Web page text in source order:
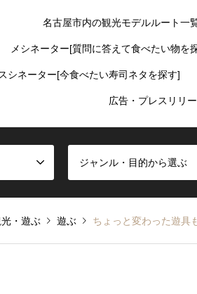
名古屋市内の観光モデルルート一
メシネーター[質問に答えて食べたい物を
スシネーター[今食べたい寿司ネタを探す]
広告・プレスリリ
ジャンル・目的から選ぶ
・遊ぶ 遊ぶ ちょっと変わった遊具